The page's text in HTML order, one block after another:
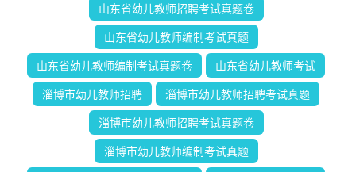
山东省幼儿教师招聘考试真题卷
山东省幼儿教师编制考试真题
山东省幼儿教师编制考试真题卷 山东省幼儿教师考试
淄博市幼儿教师招聘 淄博市幼儿教师招聘考试真题
淄博市幼儿教师招聘考试真题卷
淄博市幼儿教师编制考试真题